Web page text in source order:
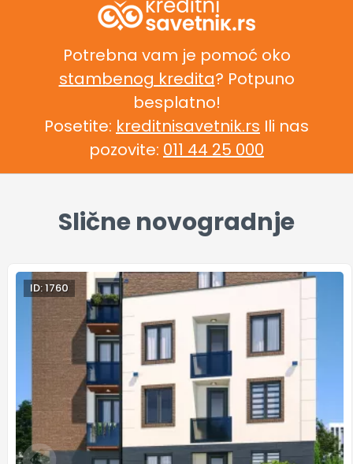
Potrebna vam je pomoć oko
stambenog kredita? Potpuno
besplatno!
Posetite: kreditnisavetnik.rs Ili nas
pozovite: 011 44 25 000
Slične novogradnje
ID: 1760